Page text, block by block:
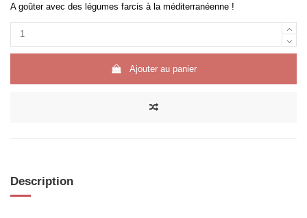
A goûter avec des légumes farcis à la méditerranéenne !
Ajouter au panier
Description